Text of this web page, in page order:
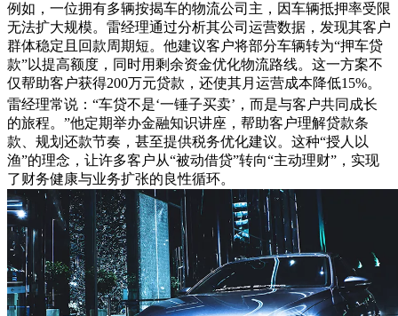
例如，一位拥有多辆按揭车的物流公司主，因车辆抵押率受限
无法扩大规模。雷经理通过分析其公司运营数据，发现其客户
群体稳定且回款周期短。他建议客户将部分车辆转为“押车贷
款”以提高额度，同时用剩余资金优化物流路线。这一方案不
仅帮助客户获得200万元贷款，还使其月运营成本降低15%。
雷经理常说：“车贷不是‘一锤子买卖’，而是与客户共同成长
的旅程。”他定期举办金融知识讲座，帮助客户理解贷款条
款、规划还款节奏，甚至提供税务优化建议。这种“授人以
渔”的理念，让许多客户从“被动借贷”转向“主动理财”，实现
了财务健康与业务扩张的良性循环。